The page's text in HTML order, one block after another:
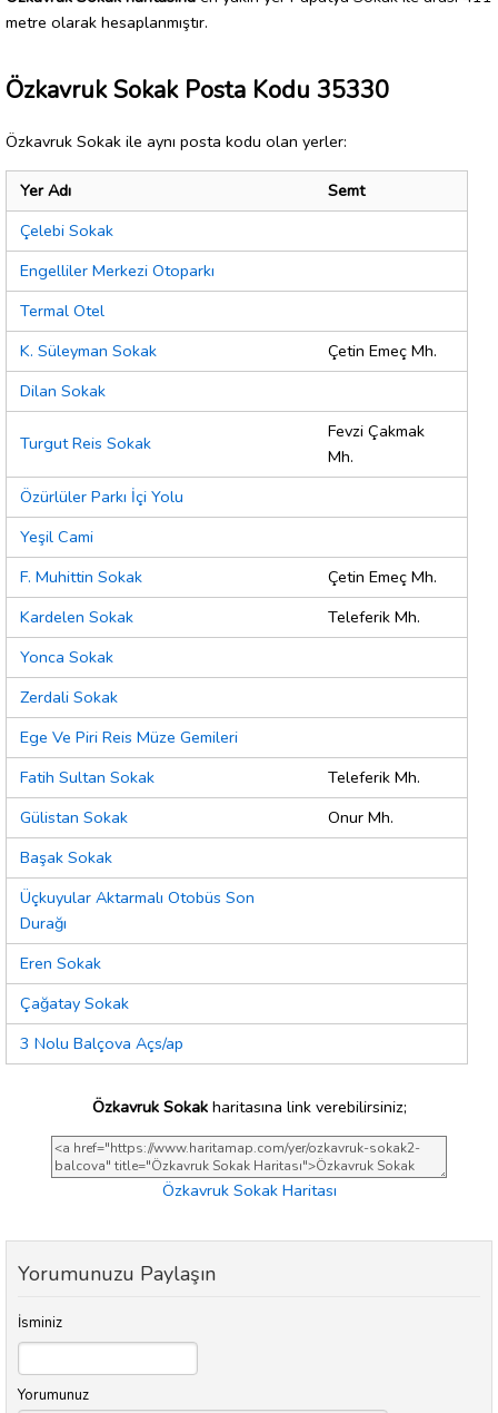
metre olarak hesaplanmıştır.
Özkavruk Sokak Posta Kodu 35330
Özkavruk Sokak ile aynı posta kodu olan yerler:
Yer Adı
Semt
Çelebi Sokak
Engelliler Merkezi Otoparkı
Termal Otel
K. Süleyman Sokak
Çetin Emeç Mh.
Dilan Sokak
Turgut Reis Sokak
Fevzi Çakmak
Mh.
Özürlüler Parkı İçi Yolu
Yeşil Cami
F. Muhittin Sokak
Çetin Emeç Mh.
Kardelen Sokak
Teleferik Mh.
Yonca Sokak
Zerdali Sokak
Ege Ve Piri Reis Müze Gemileri
Fatih Sultan Sokak
Teleferik Mh.
Gülistan Sokak
Onur Mh.
Başak Sokak
Üçkuyular Aktarmalı Otobüs Son
Durağı
Eren Sokak
Çağatay Sokak
3 Nolu Balçova Açs/ap
Özkavruk Sokakharitasına link verebilirsiniz;
Özkavruk Sokak Haritası
Yorumunuzu Paylaşın
İsminiz
Yorumunuz